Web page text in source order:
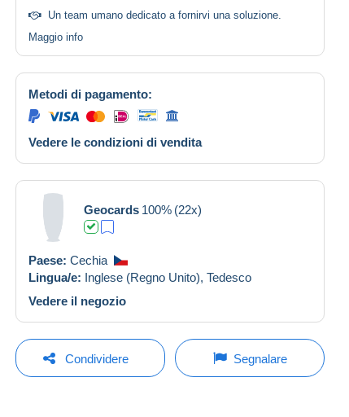
Un team umano dedicato a fornirvi una soluzione.
Maggio info
Metodi di pagamento:
Vedere le condizioni di vendita
Geocards 100% (22x)
Paese: Cechia
Lingua/e: Inglese (Regno Unito), Tedesco
Vedere il negozio
Condividere Segnalare